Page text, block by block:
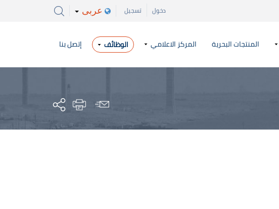
عربى دخول تسجيل
المنتجات البحرية المركز الاعلامي الوظائف إتصل بنا